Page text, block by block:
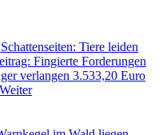
Tiere leiden
Fingierte Forderungen
verlangen 3.533,20 Euro
Weiter